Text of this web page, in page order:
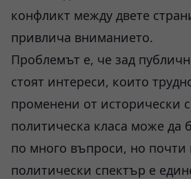
конфликт между двете
привлича вниманието.
Проблемът е, че зад
стоят интереси, които
променени от исторически
политическа класа може да
по много въпроси, но почти
политически спектър е